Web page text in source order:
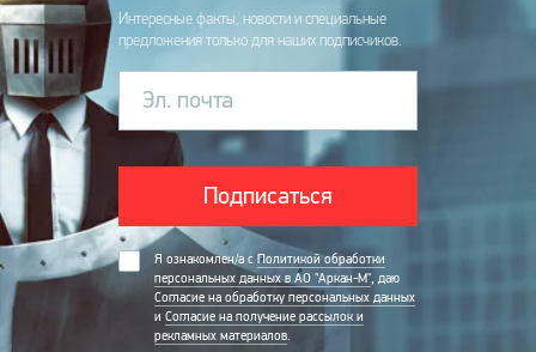
Интересные факты, новости и специальные
предложения только для наших подписчиков.
Эл. почта
Подписаться
Я ознакомлен/а с Политикой обработки
персональных данных в АО "Аркан-М", даю
Согласие на обработку персональных данных
и Согласие на получение рассылок и
рекламных материалов.